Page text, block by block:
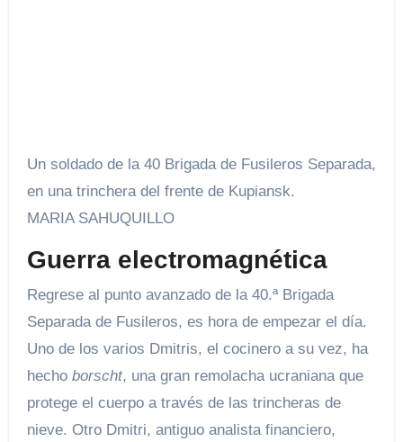
Un soldado de la 40 Brigada de Fusileros Separada,
en una trinchera del frente de Kupiansk.
MARIA SAHUQUILLO
Guerra electromagnética
Regrese al punto avanzado de la 40.ª Brigada
Separada de Fusileros, es hora de empezar el día.
Uno de los varios Dmitris, el cocinero a su vez, ha
hecho borscht, una gran remolacha ucraniana que
protege el cuerpo a través de las trincheras de
nieve. Otro Dmitri, antiguo analista financiero,